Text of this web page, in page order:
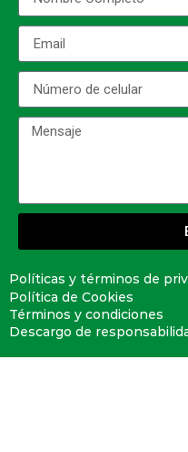
Políticas y términos de
Política de Cookies
Términos y condiciones
Descargo de